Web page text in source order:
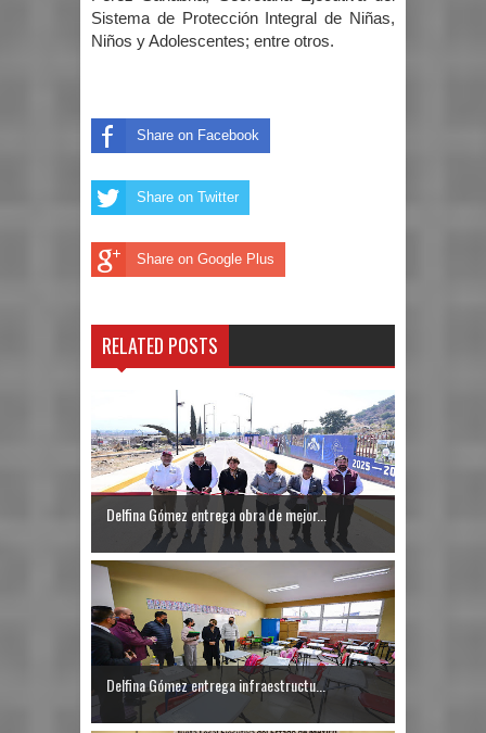
Sistema de Protección Integral de Niñas,
Niños y Adolescentes; entre otros.
Share on Facebook
Share on Twitter
Share on Google Plus
RELATED POSTS
Delfina Gómez entrega obra de mejor...
Delfina Gómez entrega infraestructu...